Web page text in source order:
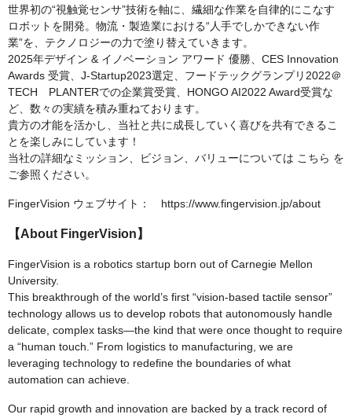
世界初の“視触覚センサ”技術を軸に、繊細な作業を自律的にこなす
ロボットを開発。物流・製造業における“人手でしかできない作
業”を、テクノロジーの力で塗り替えていきます。
2025年デザイン & イノベーション アワード 優勝、CES Innovation
Awards 受賞、J-Startup2023選定、フードテックグランプリ2022＠
TECH PLANTERでの企業賞受賞、HONGO AI2022 Award受賞な
ど、数々の実績を積み重ねております。
貴方の才能を活かし、当社と共に成長していく喜びを共有できるこ
とを楽しみにしています！
当社の詳細なミッション、ビジョン、バリューについては こちら を
ご参照ください。
FingerVision ウェブサイト： https://www.fingervision.jp/about
【About FingerVision】
FingerVision is a robotics startup born out of Carnegie Mellon
University.
This breakthrough of the world’s first “vision-based tactile sensor”
technology allows us to develop robots that autonomously handle
delicate, complex tasks—the kind that were once thought to require
a “human touch.” From logistics to manufacturing, we are
leveraging technology to redefine the boundaries of what
automation can achieve.
Our rapid growth and innovation are backed by a track record of